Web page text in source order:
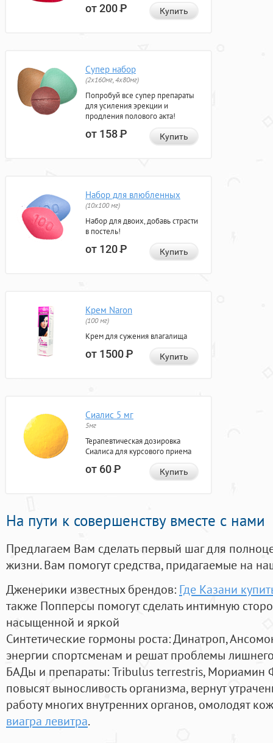
от 200Р Купить
Супер набор
(2х160мг, 4х80мг)
Попробуй все супер препараты
для усиления эрекции и
продления полового акта!
от 158Р Купить
Набор для влюбленных
(10х100 мг)
Набор для двоих, добавь страсти
в постель!
от 120Р Купить
Крем Naron
(100 мг)
Крем для сужения влагалища
от 1500Р Купить
Сиалис 5 мг
5мг
Терапевтическая дозировка
Сиалиса для курсового приема
от 60Р Купить
На пути к совершенству вместе с нами
Предлагаем Вам сделать первый шаг для
жизни. Вам помогут средства, придагаемые на
Дженерики известных брендов: Где Казани
также Попперсы помогут сделать интимную
насыщенной и яркой
Синтетические гормоны роста: Динатроп,
энергии спортсменам и решат проблемы
БАДы и препараты:Tribulus terrestris, Мориамин
повысят выносливость организма, вернут
работу многих внутренних органов, омолодят
виагра левитра.